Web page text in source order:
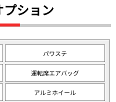
ション
パワステ
運転席エアバッグ
アルミホイール